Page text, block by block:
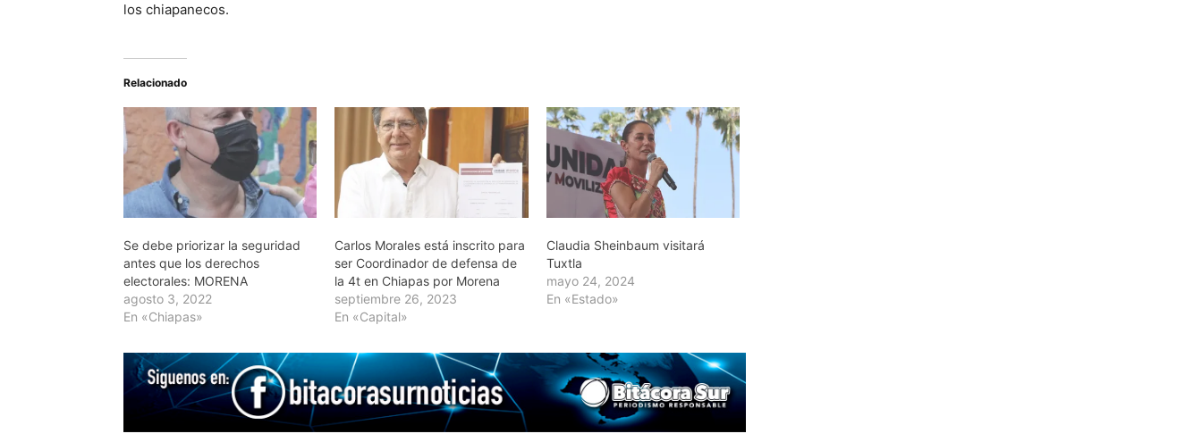
los chiapanecos.
Relacionado
Se debe priorizar la seguridad
antes que los derechos
electorales: MORENA
agosto 3, 2022
En «Chiapas»
Carlos Morales está inscrito para
ser Coordinador de defensa de
la 4t en Chiapas por Morena
septiembre 26, 2023
En «Capital»
Claudia Sheinbaum visitará
Tuxtla
mayo 24, 2024
En «Estado»